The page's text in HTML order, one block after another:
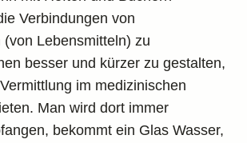
Verbindungen von
(von Lebensmitteln) zu
besser und kürzer zu gestalten,
im medizinischen
Man wird dort immer
bekommt ein Glas Wasser,